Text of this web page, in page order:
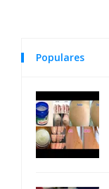
Populares